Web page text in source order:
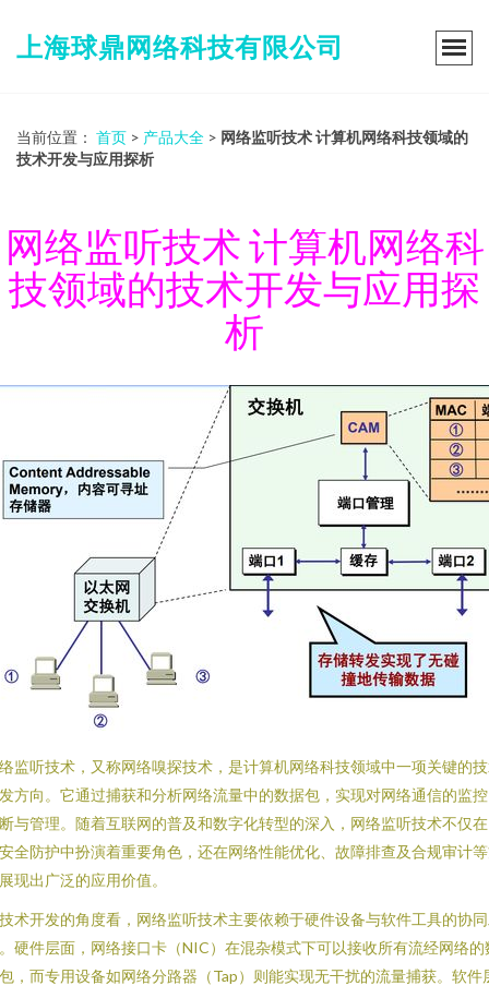
上海球鼎网络科技有限公司
当前位置： 首页 > 产品大全 > 网络监听技术 计算机网络科技领域的
技术开发与应用探析
网络监听技术 计算机网络科
技领域的技术开发与应用探
析
监听技术，又称网络嗅探技术，是计算机网络科技领域中一项关键的
方向。它通过捕获和分析网络流量中的数据包，实现对网络通信的监
与管理。随着互联网的普及和数字化转型的深入，网络监听技术不仅
全防护中扮演着重要角色，还在网络性能优化、故障排查及合规审计
现出广泛的应用价值。
术开发的角度看，网络监听技术主要依赖于硬件设备与软件工具的协
硬件层面，网络接口卡（NIC）在混杂模式下可以接收所有流经网络的
，而专用设备如网络分路器（Tap）则能实现无干扰的流量捕获。软件